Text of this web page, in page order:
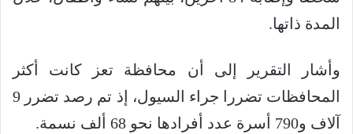
المدة ذاتها.
وأشار التقرير إلى أن محافظة تعز كانت أكثر
المحافظات تضررا جراء السيول، إذ تم رصد تضرر 9
آلاف و790 أسرة عدد أفرادها نحو 68 ألف نسمة.